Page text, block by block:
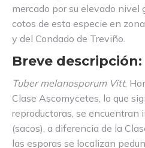
mercado por su elevado nivel
cotos de esta especie en
y del Condado de Treviño.
Breve descripción:
Tuber melanosporum Vitt.
Clase Ascomycetes, lo que
reproductoras, se encuentran
(sacos), a diferencia de la
las esporas se localizan